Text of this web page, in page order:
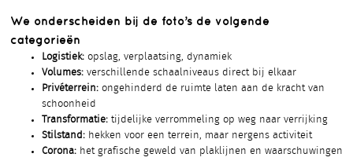
We onderscheiden bij de foto’s de volgende
categorieën
Logistiek: opslag, verplaatsing, dynamiek
Volumes: verschillende schaalniveaus direct bij elkaar
Privéterrein: ongehinderd de ruimte laten aan de kracht van
schoonheid
Transformatie: tijdelijke verrommeling op weg naar verrijking
Stilstand: hekken voor een terrein, maar nergens activiteit
Corona: het grafische geweld van plaklijnen en waarschuwingen